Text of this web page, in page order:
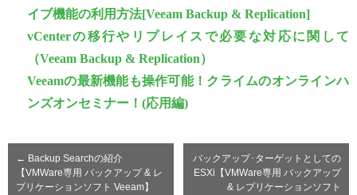
イブ機能の利用方法[Veeam Backup & Replication]
vCenterの移行やリプレイスで必要な対応に関して
（Veeam Backup & Replication）
Veeamの最新機能も操作可能！クライムのオンラインハ
ンズオンセミナー！(応用編)
← Backup Searchの紹介
【VMWare専用 バックアップ & レ
プリケーションソフト Veeam】
バックアップ･ターゲットとしての
ESXi【VMWare専用 バックアップ
& レプリケーションソフト